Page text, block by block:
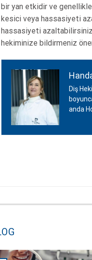
bir yan etkidir ve
kesici veya hassasiyeti
hassasiyeti
hekiminize bildirmeniz
Diş
anda